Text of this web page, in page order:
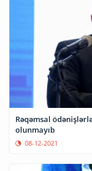
Rəqəmsal
olunmayıb
08-12-2021